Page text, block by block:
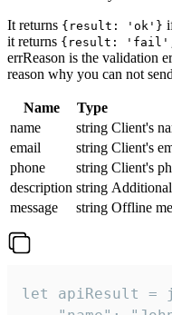
It returns {result: 'ok'}
it returns {result: 'fail',
errReason is the validation
reason why you can not
Name Type
name
string Client's
email
string Client's
phone
string Client's
description string
message
string Offline
let apiResult =